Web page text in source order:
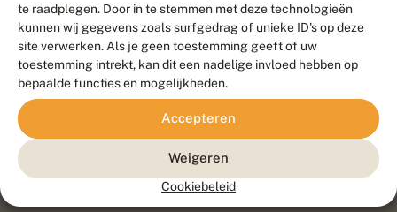
te raadplegen. Door in te stemmen met deze technologieën
kunnen wij gegevens zoals surfgedrag of unieke ID's op deze
site verwerken. Als je geen toestemming geeft of uw
toestemming intrekt, kan dit een nadelige invloed hebben op
bepaalde functies en mogelijkheden.
Accepteren
Weigeren
Cookiebeleid
Contact
Veelgestelde vragen
Doneer
Meld waarnemingen© 2026 Vlinderstichting
Duurzaam ontwikkeld door
Go2People
, ontworpen door
Blue Field Agency
Privacy
Disclaimer
Sitemap